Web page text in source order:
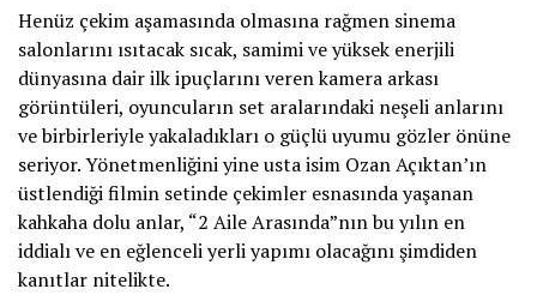
Henüz çekim aşamasında olmasına rağmen sinema
salonlarını ısıtacak sıcak, samimi ve yüksek enerjili
dünyasına dair ilk ipuçlarını veren kamera arkası
görüntüleri, oyuncuların set aralarındaki neşeli anlarını
ve birbirleriyle yakaladıkları o güçlü uyumu gözler önüne
seriyor. Yönetmenliğini yine usta isim Ozan Açıktan’ın
üstlendiği filmin setinde çekimler esnasında yaşanan
kahkaha dolu anlar, “2 Aile Arasında”nın bu yılın en
iddialı ve en eğlenceli yerli yapımı olacağını şimdiden
kanıtlar nitelikte.